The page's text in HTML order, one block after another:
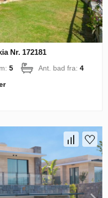
Nr. 172181
5 Ant. bad fra:4